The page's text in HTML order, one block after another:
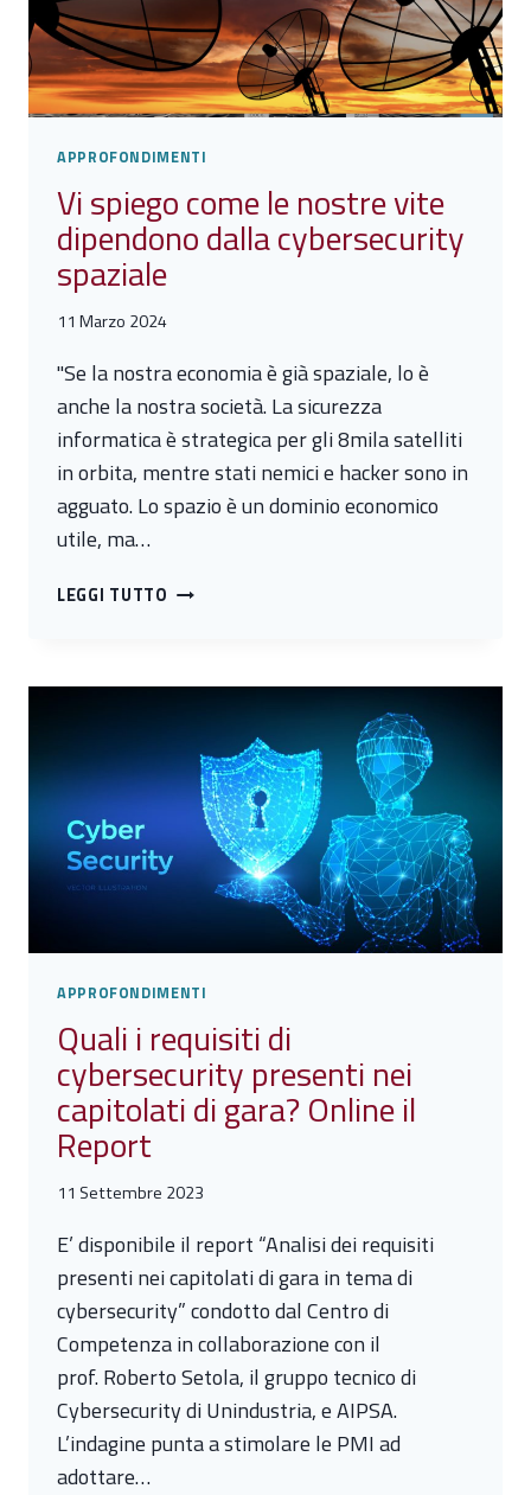
CON
TIM
ENTERPRISE
APPROFONDIMENTI
Vi spiego come le nostre vite
dipendono dalla cybersecurity
spaziale
11 Marzo 2024
"Se la nostra economia è già spaziale, lo è
anche la nostra società. La sicurezza
informatica è strategica per gli 8mila satelliti
in orbita, mentre stati nemici e hacker sono in
agguato. Lo spazio è un dominio economico
utile, ma…
LEGGI TUTTO VI
DIPENDONO
DALLA
CYBERSECURITY
SPAZIALE
APPROFONDIMENTI
Quali i requisiti di
cybersecurity presenti nei
capitolati di gara? Online il
Report
11 Settembre 2023
E’ disponibile il report “Analisi dei requisiti
presenti nei capitolati di gara in tema di
cybersecurity” condotto dal Centro di
Competenza in collaborazione con il
prof. Roberto Setola, il gruppo tecnico di
Cybersecurity di Unindustria, e AIPSA.
L’indagine punta a stimolare le PMI ad
adottare…